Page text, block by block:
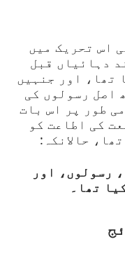
اس تحریک میں
دہائیاں قبل
تھا، اور جنہیں
اصل رسولوں کی
طور پر اس بات
کی اطاعت کو
حالانکہ:
رسولوں، اور
تھا۔